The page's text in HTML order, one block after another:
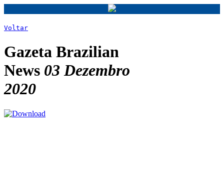
Voltar
Gazeta Brazilian
News 03 Dezembro
2020